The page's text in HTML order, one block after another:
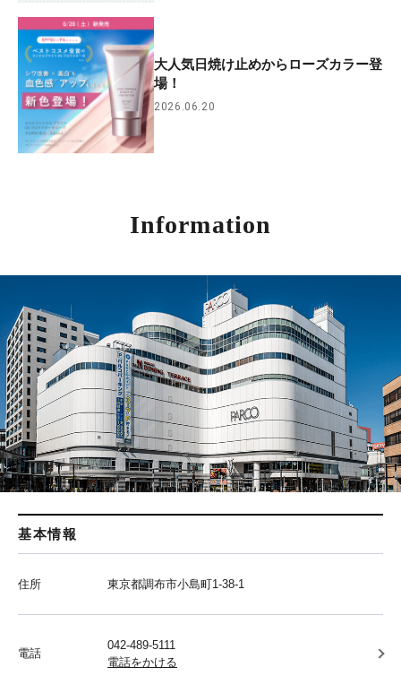
大人気日焼け止めからローズカラー登
場！
2026.06.20
Information
基本情報
住所 東京都調布市小島町1-38-1
電話
042-489-5111
電話をかける